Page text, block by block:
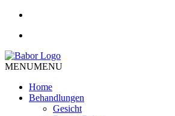
MENUMENU
Home
Behandlungen
Gesicht